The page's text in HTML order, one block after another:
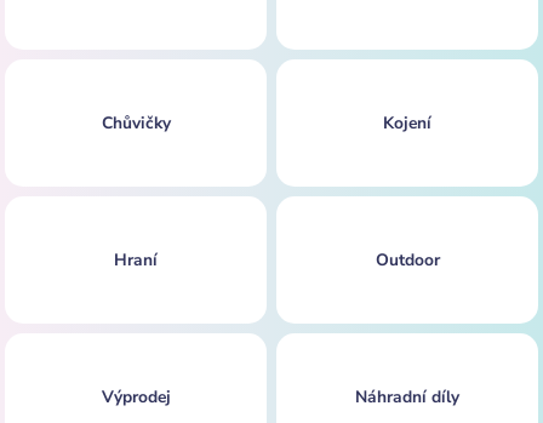
Chůvičky Kojení
Hraní Outdoor
Výprodej Náhradní díly